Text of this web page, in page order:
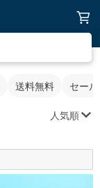
送料無料 セー
人気順